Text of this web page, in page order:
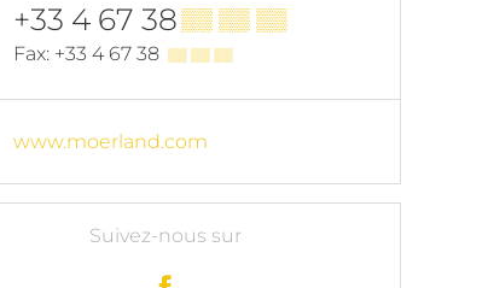
+33 4 67 38▒▒ ▒▒ ▒▒
Fax: +33 4 67 38 ▒▒ ▒▒ ▒▒
www.moerland.com
Suivez-nous sur